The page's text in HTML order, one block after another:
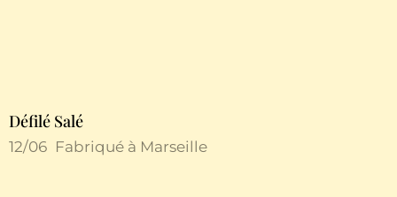
Défilé Salé
12/06 Fabriqué à Marseille